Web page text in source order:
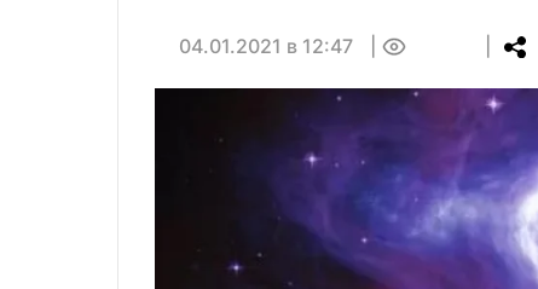
04.01.2021 в 12:47